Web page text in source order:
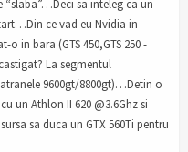
“slaba”…Deci sa inteleg ca un
ce vad eu Nvidia in
in bara (GTS 450,GTS 250 -
La segmentul
9600gt/8800gt)…Detin o
un Athlon II 620 @3.6Ghz si
sa duca un GTX 560Ti pentru